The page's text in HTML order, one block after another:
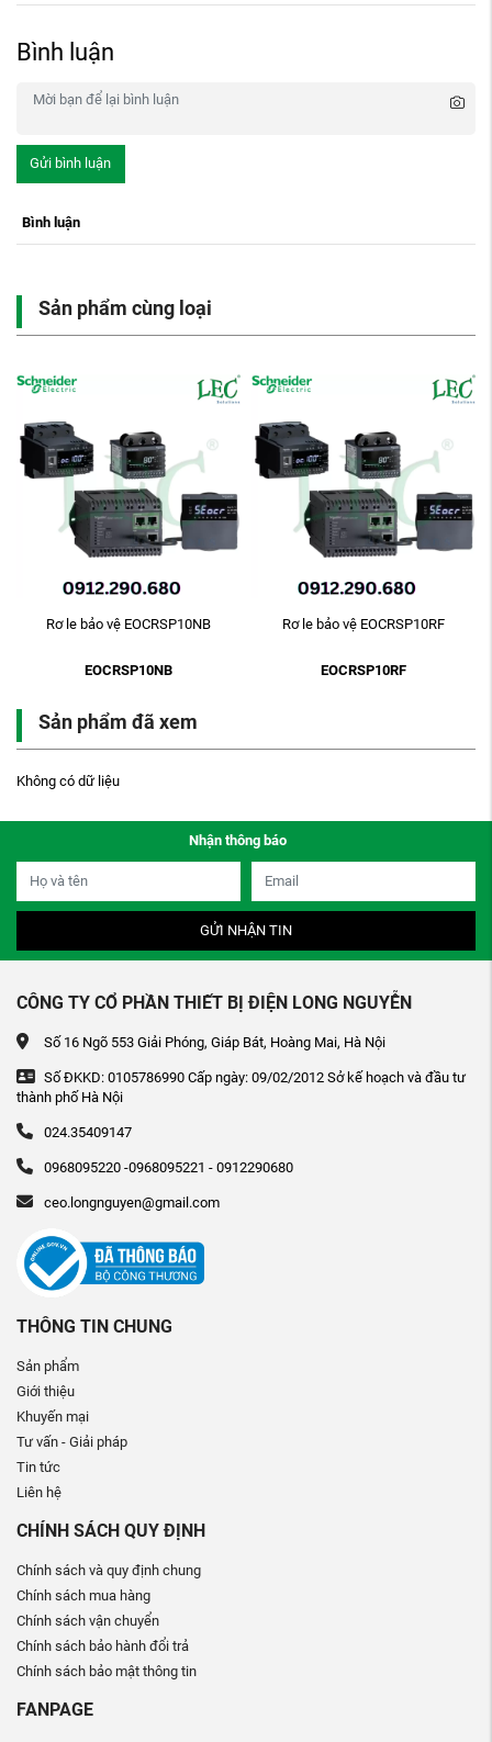
Bình luận
Gửi bình luận
Bình luận
Sản phẩm cùng loại
Rơ le bảo vệ EOCRSP10NB
EOCRSP10NB
Rơ le bảo vệ EOCRSP10RF
EOCRSP10RF
Sản phẩm đã xem
Không có dữ liệu
Nhận thông báo
GỬI NHẬN TIN
CÔNG TY CỔ PHẦN THIẾT BỊ ĐIỆN LONG NGUYỄN
Số 16 Ngõ 553 Giải Phóng, Giáp Bát, Hoàng Mai, Hà Nội
Số ĐKKD: 0105786990 Cấp ngày: 09/02/2012 Sở kế hoạch và đầu tư
thành phố Hà Nội
024.35409147
0968095220 -0968095221 - 0912290680
ceo.longnguyen@gmail.com
THÔNG TIN CHUNG
Sản phẩm
Giới thiệu
Khuyến mại
Tư vấn - Giải pháp
Tin tức
Liên hệ
CHÍNH SÁCH QUY ĐỊNH
Chính sách và quy định chung
Chính sách mua hàng
Chính sách vận chuyển
Chính sách bảo hành đổi trả
Chính sách bảo mật thông tin
FANPAGE